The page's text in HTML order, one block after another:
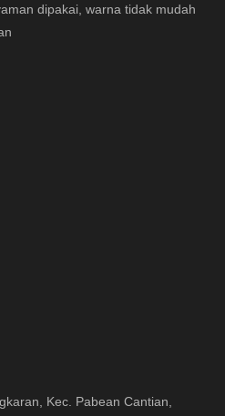
dipakai, warna tidak mudah
Kec. Pabean Cantian,